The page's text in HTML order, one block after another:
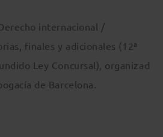
internacional /
finales y adicionales (12ª
Ley Concursal), organizad
de Barcelona.